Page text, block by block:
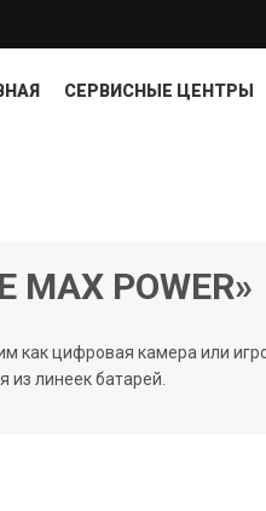
СЕРВИСНЫЕ ЦЕНТРЫ
MAX POWER»
как цифровая камера или
линеек батарей.